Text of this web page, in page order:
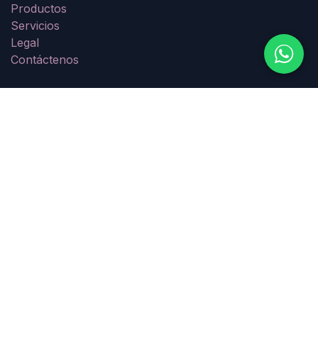
Productos
Servicios
Legal
Contáctenos